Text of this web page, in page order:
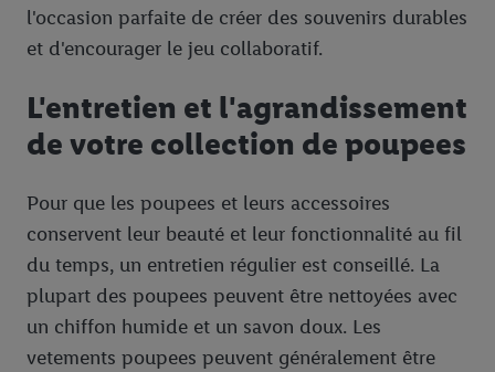
l'occasion parfaite de créer des souvenirs durables
et d'encourager le jeu collaboratif.
L'entretien et l'agrandissement
de votre collection de poupees
Pour que les poupees et leurs accessoires
conservent leur beauté et leur fonctionnalité au fil
du temps, un entretien régulier est conseillé. La
plupart des poupees peuvent être nettoyées avec
un chiffon humide et un savon doux. Les
vetements poupees peuvent généralement être